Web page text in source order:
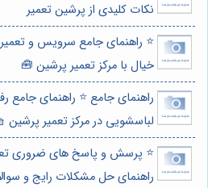
نکات کلیدی از پرشین تعمیر
⭐️ راهنمای جامع سرویس و
خیال با مرکز تعمیر پرشین 🧰
راهنمای جامع ⭐️ راهنمای جامع
لباسشویی در مرکز تعمیر پرشین
⭐️ پرسش و پاسخ های ضروری
راهنمای حل مشکلات رایج و